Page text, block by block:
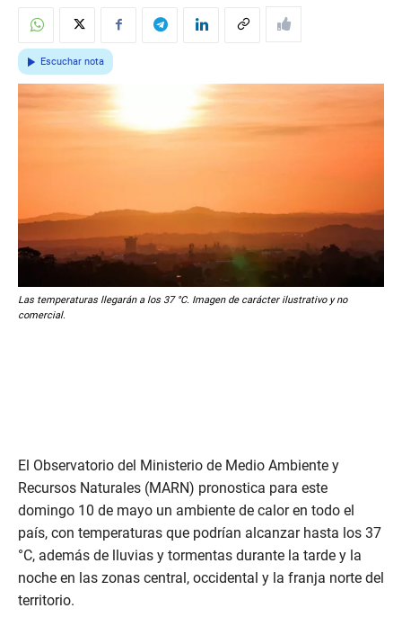
Escuchar nota
Las temperaturas llegarán a los 37 °C. Imagen de carácter ilustrativo y no
comercial.
El Observatorio del Ministerio de Medio Ambiente y
Recursos Naturales (MARN) pronostica para este
domingo 10 de mayo un ambiente de calor en todo el
país, con temperaturas que podrían alcanzar hasta los 37
°C, además de lluvias y tormentas durante la tarde y la
noche en las zonas central, occidental y la franja norte del
territorio.